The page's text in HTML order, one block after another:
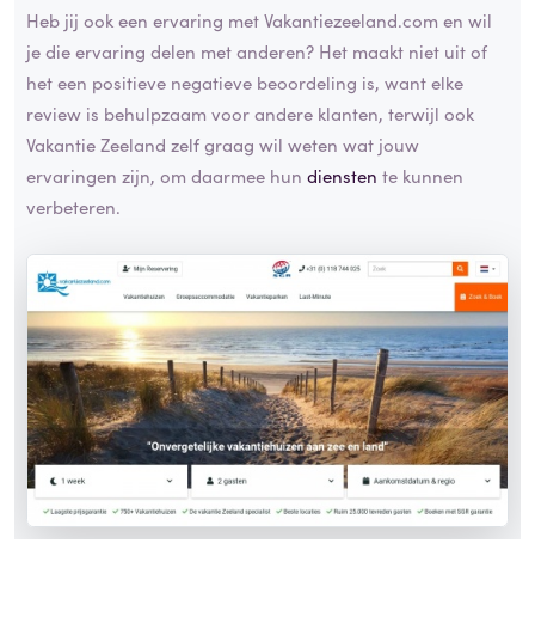
Heb jij ook een ervaring met Vakantiezeeland.com en wil
je die ervaring delen met anderen? Het maakt niet uit of
het een positieve negatieve beoordeling is, want elke
review is behulpzaam voor andere klanten, terwijl ook
Vakantie Zeeland zelf graag wil weten wat jouw
ervaringen zijn, om daarmee hun diensten te kunnen
verbeteren.